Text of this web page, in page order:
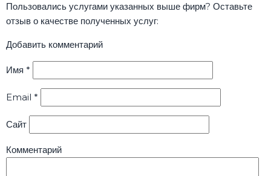
Пользовались услугами указанных выше фирм? Оставьте
отзыв о качестве полученных услуг:
Добавить комментарий
Имя *
Email *
Сайт
Комментарий